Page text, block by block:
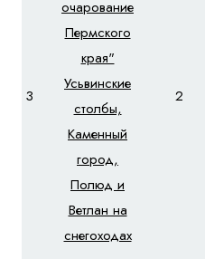
3
очарование
Пермского
края"
Усьвинские
столбы,
Каменный
город,
Полюд и
Ветлан на
снегоходах
2